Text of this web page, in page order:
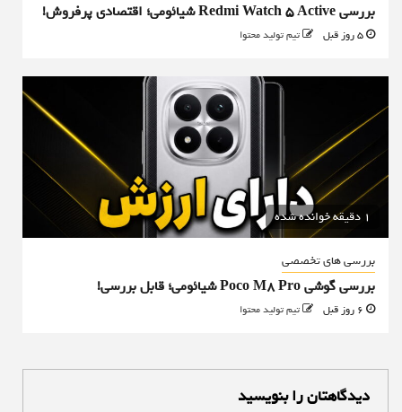
بررسی Redmi Watch 5 Active شیائومی؛ اقتصادی پرفروش!
تیم تولید محتوا
1 دقیقه خوانده شده
بررسی های تخصصی
بررسی گوشی Poco M8 Pro شیائومی؛ قابل بررسی!
تیم تولید محتوا
دیدگاهتان را بنویسید